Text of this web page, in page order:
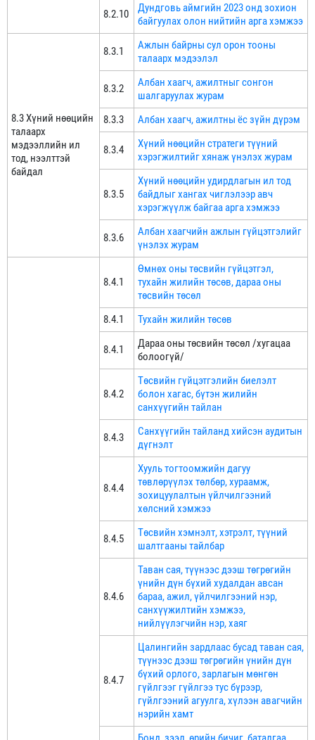
8.2.10
Дундговь аймгийн 2023 онд зохион
байгуулах олон нийтийн арга хэмжээ
8.3 Хүний нөөцийн
талаарх
мэдээллийн ил
тод, нээлттэй
байдал
8.3.1
Ажлын байрны сул орон тооны
талаарх мэдээлэл
8.3.2
Албан хаагч, ажилтныг сонгон
шалгаруулах журам
8.3.3
Албан хаагч, ажилтны ёс зүйн дүрэм
8.3.4
Хүний нөөцийн стратеги түүний
хэрэгжилтийг хянаж үнэлэх журам
8.3.5
Хүний нөөцийн удирдлагын ил тод
байдлыг хангах чиглэлээр авч
хэрэгжүүлж байгаа арга хэмжээ
8.3.6
Албан хаагчийн ажлын гүйцэтгэлийг
үнэлэх журам
8.4.1
Өмнөх оны төсвийн гүйцэтгэл,
тухайн жилийн төсөв, дараа оны
төсвийн төсөл
8.4.1
Тухайн жилийн төсөв
8.4.1
Дараа оны төсвийн төсөл /хугацаа
болоогүй/
8.4.2
Төсвийн гүйцэтгэлийн биелэлт
болон хагас, бүтэн жилийн
санхүүгийн тайлан
8.4.3
Санхүүгийн тайланд хийсэн аудитын
дүгнэлт
8.4.4
Хууль тогтоомжийн дагуу
төвлөрүүлэх төлбөр, хураамж,
зохицуулалтын үйлчилгээний
хөлсний хэмжээ
8.4.5
Төсвийн хэмнэлт, хэтрэлт, түүний
шалтгааны тайлбар
8.4.6
Таван сая, түүнээс дээш төгрөгийн
үнийн дүн бүхий худалдан авсан
бараа, ажил, үйлчилгээний нэр,
санхүүжилтийн хэмжээ,
нийлүүлэгчийн нэр, хаяг
8.4.7
Цалингийн зардлаас бусад таван сая,
түүнээс дээш төгрөгийн үнийн дүн
бүхий орлого, зарлагын мөнгөн
гүйлгээг гүйлгээ тус бүрээр,
гүйлгээний агуулга, хүлээн авагчийн
нэрийн хамт